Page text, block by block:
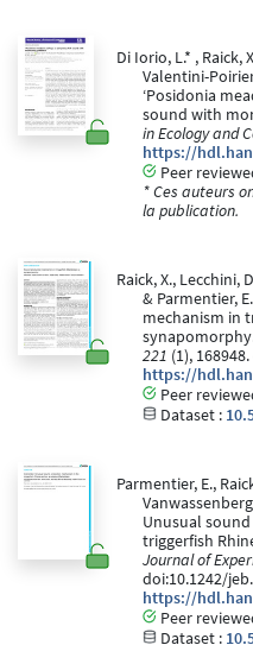
Di Iorio, L.* , Raick,
Valentini-
‘Posidonia
sound with
in Ecology and
https://
Peer
* Ces auteurs
la publication.
Raick, X., Lecchini,
& Parmentier,
mechanism in
221 (1),
https://
Peer
Dataset :
Parmentier, E.,
Unusual
triggerfish
Journal of
doi:10.1242/
https://
Peer
Dataset :